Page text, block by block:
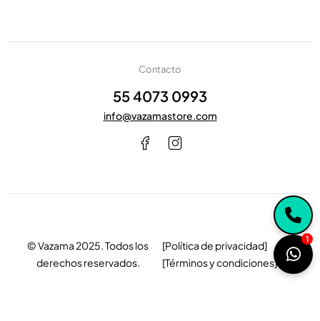
Contacto
55 4073 0993
info@vazamastore.com
© Vazama 2025. Todos los
derechos reservados.
[Política de privacidad]
[Términos y condiciones]
1